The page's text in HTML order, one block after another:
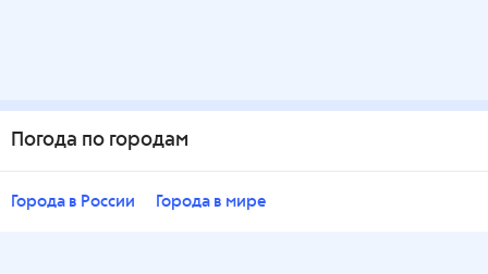
Погода по городам
Города в России Города в мире